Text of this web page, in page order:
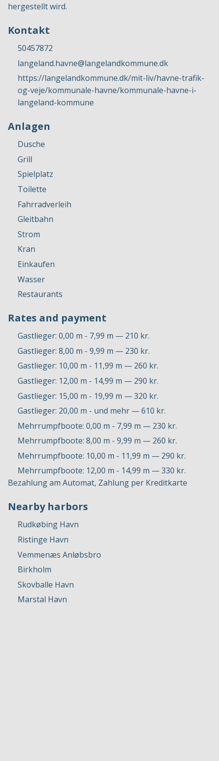
hergestellt wird.
Kontakt
50457872
langeland.havne@langelandkommune.dk
https://langelandkommune.dk/mit-liv/havne-trafik-
og-veje/kommunale-havne/kommunale-havne-i-
langeland-kommune
Anlagen
Dusche
Grill
Spielplatz
Toilette
Fahrradverleih
Gleitbahn
Strom
Kran
Einkaufen
Wasser
Restaurants
Rates and payment
Gastlieger: 0,00 m - 7,99 m — 210 kr.
Gastlieger: 8,00 m - 9,99 m — 230 kr.
Gastlieger: 10,00 m - 11,99 m — 260 kr.
Gastlieger: 12,00 m - 14,99 m — 290 kr.
Gastlieger: 15,00 m - 19,99 m — 320 kr.
Gastlieger: 20,00 m - und mehr — 610 kr.
Mehrrumpfboote: 0,00 m - 7,99 m — 230 kr.
Mehrrumpfboote: 8,00 m - 9,99 m — 260 kr.
Mehrrumpfboote: 10,00 m - 11,99 m — 290 kr.
Mehrrumpfboote: 12,00 m - 14,99 m — 330 kr.
Bezahlung am Automat, Zahlung per Kreditkarte
Nearby harbors
Rudkøbing Havn
Ristinge Havn
Vemmenæs Anløbsbro
Birkholm
Skovballe Havn
Marstal Havn